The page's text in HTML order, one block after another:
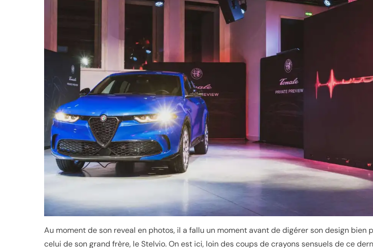
Au moment de son reveal en photos, il a fallu un moment avant de digérer son design bien
celui de son grand frère, le Stelvio. On est ici, loin des coups de crayons sensuels de ce